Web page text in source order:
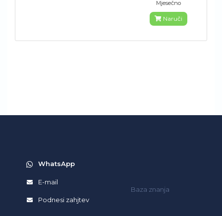
Mjesečno
Naruči
WhatsApp
E-mail
Podnesi zahjtev
Baza znanja